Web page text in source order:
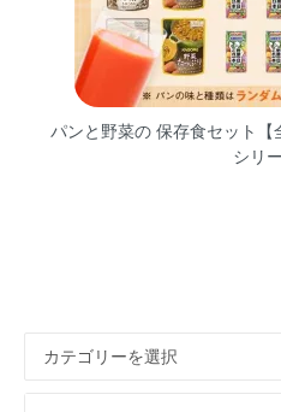
パンと野菜の 保存食セット
シリ